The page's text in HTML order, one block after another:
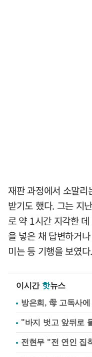
재판 과정에서 소말
받기도 했다. 그는 지
로 약 1시간 지각한
을 넣은 채 답변하거
미는 등 기행을 보였다.
이시간 핫뉴스
방은희, 母 고독사
"바지 벗고 앞뒤로
전현무 "전 연인 집